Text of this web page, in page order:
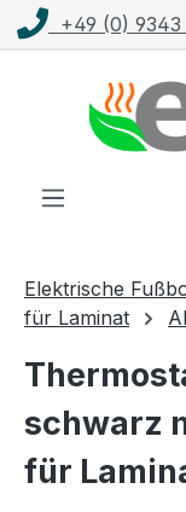
Zum Hauptinhalt
+49 (0) 9343
Elektrische
für Laminat
schwarz
für